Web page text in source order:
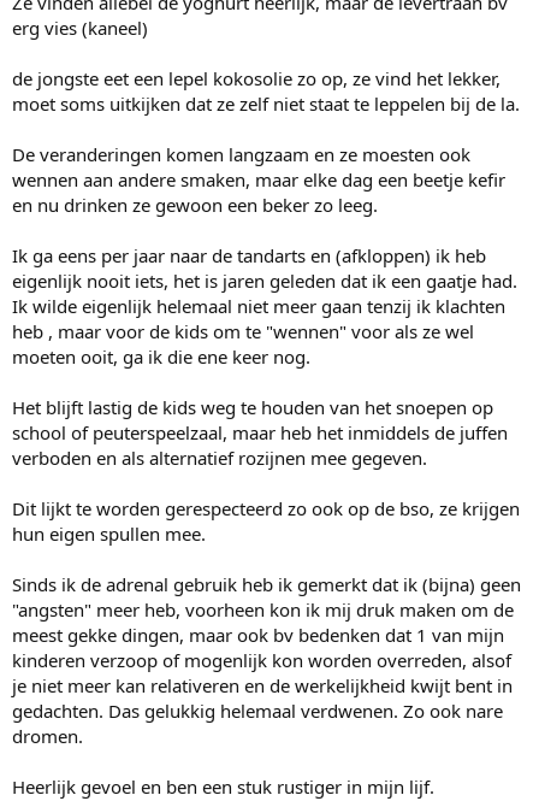
erg vies (kaneel)
de jongste eet een lepel kokosolie zo op, ze vind het lekker,
moet soms uitkijken dat ze zelf niet staat te leppelen bij de la.
De veranderingen komen langzaam en ze moesten ook
wennen aan andere smaken, maar elke dag een beetje kefir
en nu drinken ze gewoon een beker zo leeg.
Ik ga eens per jaar naar de tandarts en (afkloppen) ik heb
eigenlijk nooit iets, het is jaren geleden dat ik een gaatje had.
Ik wilde eigenlijk helemaal niet meer gaan tenzij ik klachten
heb , maar voor de kids om te "wennen" voor als ze wel
moeten ooit, ga ik die ene keer nog.
Het blijft lastig de kids weg te houden van het snoepen op
school of peuterspeelzaal, maar heb het inmiddels de juffen
verboden en als alternatief rozijnen mee gegeven.
Dit lijkt te worden gerespecteerd zo ook op de bso, ze krijgen
hun eigen spullen mee.
Sinds ik de adrenal gebruik heb ik gemerkt dat ik (bijna) geen
"angsten" meer heb, voorheen kon ik mij druk maken om de
meest gekke dingen, maar ook bv bedenken dat 1 van mijn
kinderen verzoop of mogenlijk kon worden overreden, alsof
je niet meer kan relativeren en de werkelijkheid kwijt bent in
gedachten. Das gelukkig helemaal verdwenen. Zo ook nare
dromen.
Heerlijk gevoel en ben een stuk rustiger in mijn lijf.